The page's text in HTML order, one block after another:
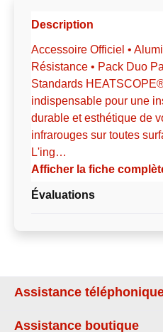
Description
Accessoire Officiel •
Résistance • Pack Duo
Standards
indispensable pour une
durable et esthétique de
infrarouges sur toutes
L'ing…
Afficher la fiche
Évaluations
Assistance
Assistance boutique